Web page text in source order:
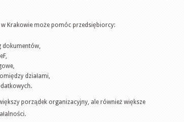
Krakowie może pomóc przedsiębiorcy:
dokumentów,
działami,
porządek organizacyjny, ale również większe